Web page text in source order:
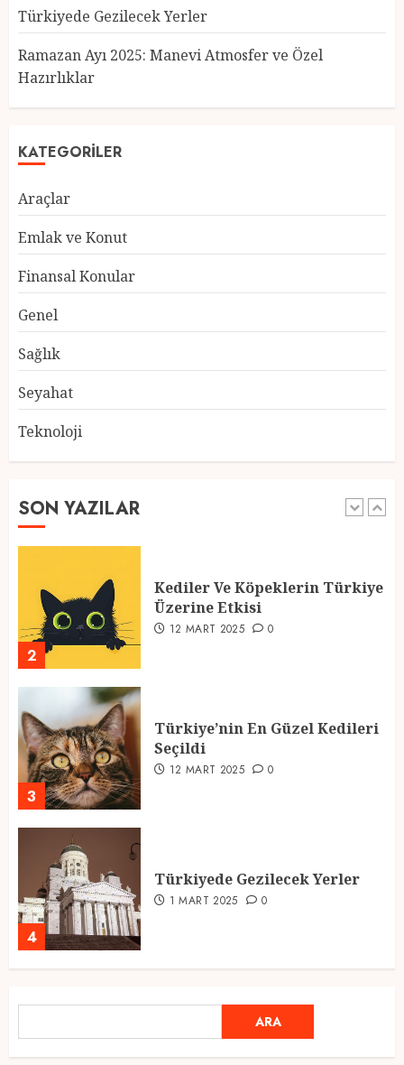
Türkiyede Gezilecek Yerler
Ramazan Ayı 2025: Manevi Atmosfer ve Özel
Hazırlıklar
KATEGORILER
Araçlar
Emlak ve Konut
Finansal Konular
Genel
Sağlık
Seyahat
Teknoloji
SON YAZILAR
Türkiye’nin En Güzel Kedileri
Seçildi
12 MART 2025
4
5
1
2025 En İyi Yaz Tatilleri
2
Kediler Ve Köpeklerin Türkiye
Üzerine Etkisi
12 MART 2025 0
3
Türkiye’nin En Güzel Kedileri
Seçildi
12 MART 2025 0
4
Türkiyede Gezilecek Yerler
1 MART 2025 0
Ramazan Ayı 2025: Manevi
Atmosfer ve Özel Hazırlıklar
ARA